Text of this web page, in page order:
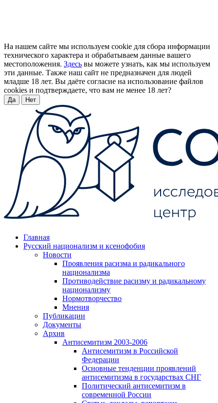
На нашем сайте мы используем cookie для сбора информации
технического характера и обрабатываем данные вашего
местоположения. Здесь вы можете узнать, как мы используем
эти данные. Также наш сайт не предназначен для людей
младше 18 лет. Вы даёте согласие на использование файлов
cookies и подтверждаете, что вам не менее 18 лет?
Да Нет
Главная
Русский национализм и ксенофобия
Новости
Проявления расизма и радикального
национализма
Противодействие расизму и радикальному
национализму
Нормотворчество
Мнения
Публикации
Документы
Архив
Антисемитизм 2003-2006
Антисемитизм в Российской
Федерации
Основные тенденции проявлений
антисемитизма в государствах СНГ
Политический антисемитизм в
современной России